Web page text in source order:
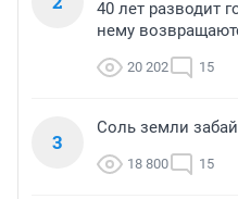
40 лет разводит
нему
20 202 15
3
Соль земли
18 800 15